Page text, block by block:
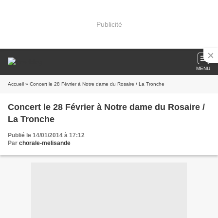
Publicité
MENU
Accueil » Concert le 28 Février à Notre dame du Rosaire / La Tronche
Concert le 28 Février à Notre dame du Rosaire /
La Tronche
Publié le 14/01/2014 à 17:12
Par chorale-melisande